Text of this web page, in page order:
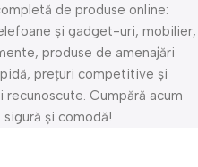
de produse online:
și gadget-uri, mobilier,
produse de amenajări
prețuri competitive și
Cumpără acum
și comodă!